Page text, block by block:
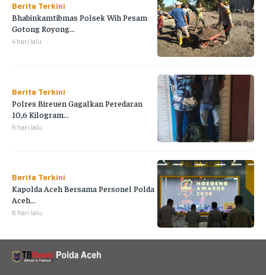
Berita Terkini
Bhabinkamtibmas Polsek Wih Pesam
Gotong Royong...
4 hari lalu
Berita Terkini
Polres Bireuen Gagalkan Peredaran
10,6 Kilogram...
5 hari lalu
Berita Terkini
Kapolda Aceh Bersama Personel Polda
Aceh...
6 hari lalu